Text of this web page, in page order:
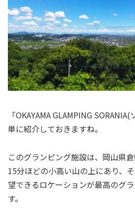
「OKAYAMA GLAMPING
単に紹介しておきますね。
このグランピング施設は、岡山県
15分ほどの小高い山の上にあり、
望できるロケーションが最高のグ
す。